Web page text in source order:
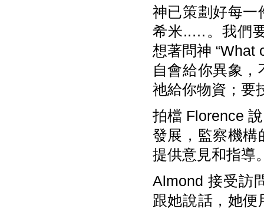
神已策劃好每一
希米..…。我們
想著問神 “What
自會給你異象
祂給你物資；要
拍檔 Florence
發展，監察機構
提供意見和指導
Almond 接受訪
跟她說話，她便